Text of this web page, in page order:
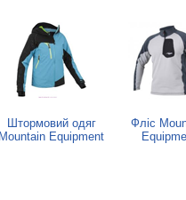
Штормовий одяг
Mountain Equipment
Фліс